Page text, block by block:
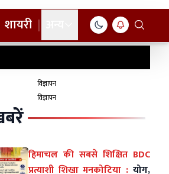
शायरी |
विज्ञापन
विज्ञापन
हिमाचल की सबसे शिक्षित BDC
प्रत्याशी शिखा मनकोटिया : योग,